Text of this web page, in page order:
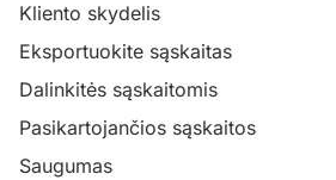
Kliento skydelis
Eksportuokite sąskaitas
Dalinkitės sąskaitomis
Pasikartojančios sąskaitos
Saugumas